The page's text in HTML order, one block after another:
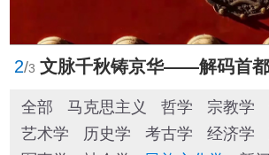
3/ 3 何为“人类文明新形态”？
全部 马克思主义 哲学 宗教学
艺术学
历史学 考古学 经济学